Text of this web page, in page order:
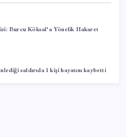
Burcu Köksal’a Yönelik Hakaret
saldırıda 1 kişi hayatını kaybetti